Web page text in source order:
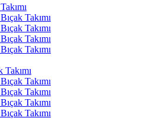
Takımı
Takımı
Takımı
Takımı
Takımı
Takımı
Takımı
Takımı